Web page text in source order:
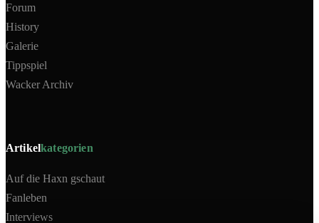
Forum
History
Galerie
Tippspiel
Wacker Archiv
Artikelkategorien
Auf die Haxn gschaut
Fanleben
Interviews